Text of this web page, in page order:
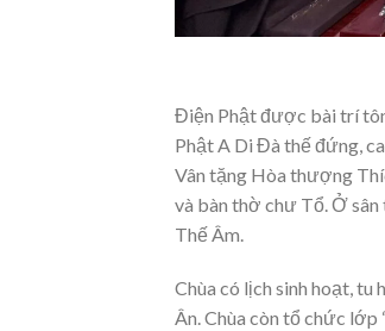
Điện Phật được bài trí
Phật A Di Đà thế đứng,
Vân tặng Hòa thượng
và bàn thờ chư Tổ. Ở
Thế Âm.
Chùa có lịch sinh hoạt, tu
Ân. Chùa còn tổ chức lớp